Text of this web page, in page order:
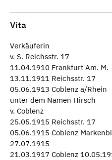
Vita
Verkäuferin
v. S. Reichsstr. 17
11.04.1910 Frankfurt Am. M.
13.11.1911 Reichsstr. 17
05.06.1913 Coblenz a/Rhein
unter dem Namen Hirsch
v. Coblenz
25.05.1915 Reichsstr. 17
05.06.1915 Coblenz
27.07.1915
21.03.1917 Coblenz